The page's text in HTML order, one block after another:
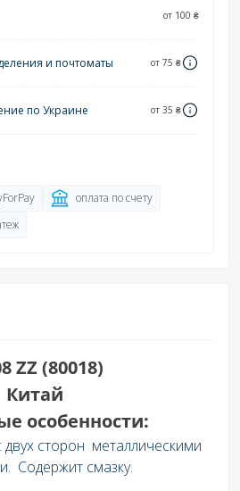
от 100 ₴
и почтоматы от 75 ₴
по Украине от 35 ₴
оплата по счету
ZZ (80018)
Китай
особенности:
сторон металлическими
Содержит смазку.